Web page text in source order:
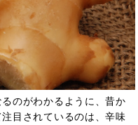
のがわかるように、昔か
目されているのは、辛味